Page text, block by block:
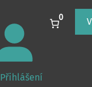
Přihlášení
0